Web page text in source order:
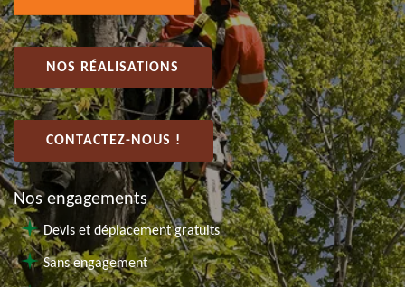
NOS RÉALISATIONS
CONTACTEZ-NOUS !
Nos engagements
Devis et déplacement gratuits
Sans engagement